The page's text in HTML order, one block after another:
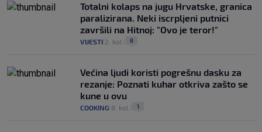
Totalni kolaps na jugu Hrvatske, granica
paralizirana. Neki iscrpljeni putnici
završili na Hitnoj: "Ovo je teror!"
VIJESTI 2. kol. 8
Većina ljudi koristi pogrešnu dasku za
rezanje: Poznati kuhar otkriva zašto se
kune u ovu
COOKING 8. kol. 1